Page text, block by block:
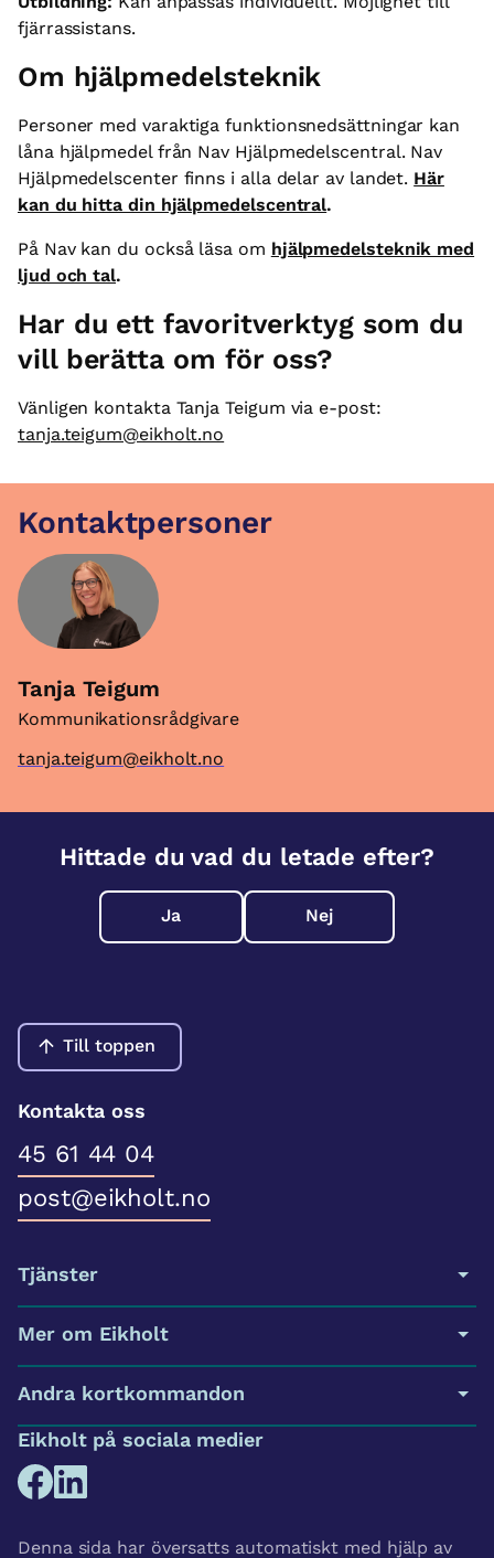
fjärrassistans.
Om hjälpmedelsteknik
Personer med varaktiga funktionsnedsättningar kan
låna hjälpmedel från Nav Hjälpmedelscentral. Nav
Hjälpmedelscenter finns i alla delar av landet. Här
kan du hitta din hjälpmedelscentral.
På Nav kan du också läsa om hjälpmedelsteknik med
ljud och tal.
Har du ett favoritverktyg som du
vill berätta om för oss?
Vänligen kontakta Tanja Teigum via e-post:
tanja.teigum@eikholt.no
Kontaktpersoner
Tanja Teigum
Kommunikationsrådgivare
tanja.teigum@eikholt.no
Hittade du vad du letade efter?
Ja Nej
Till toppen
Kontakta oss
45 61 44 04
post@eikholt.no
Tjänster
Mer om Eikholt
Andra kortkommandon
Eikholt på sociala medier
Denna sida har översatts automatiskt med hjälp av